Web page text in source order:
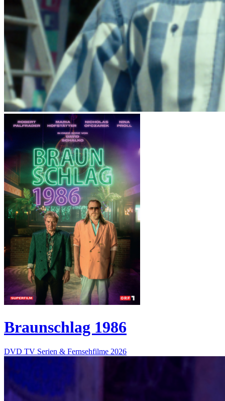
Braunschlag 1986
DVD TV Serien & Fernsehfilme 2026